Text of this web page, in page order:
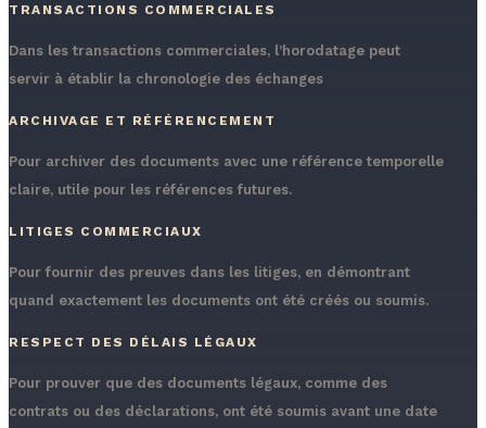
TRANSACTIONS COMMERCIALES
Dans les transactions commerciales, l’horodatage peut
servir à établir la chronologie des échanges
ARCHIVAGE ET RÉFÉRENCEMENT
Pour archiver des documents avec une référence temporelle
claire, utile pour les références futures.
LITIGES COMMERCIAUX
Pour fournir des preuves dans les litiges, en démontrant
quand exactement les documents ont été créés ou soumis.
RESPECT DES DÉLAIS LÉGAUX
Pour prouver que des documents légaux, comme des
contrats ou des déclarations, ont été soumis avant une date